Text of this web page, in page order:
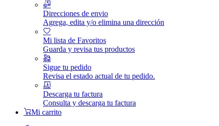
Direcciones de envio
Agrega, edita y/o elimina una dirección
Mi lista de Favoritos
Guarda y revisa tus productos
Sigue tu pedido
Revisa el estado actual de tu pedido.
Descarga tu factura
Consulta y descarga tu factura
Mi carrito